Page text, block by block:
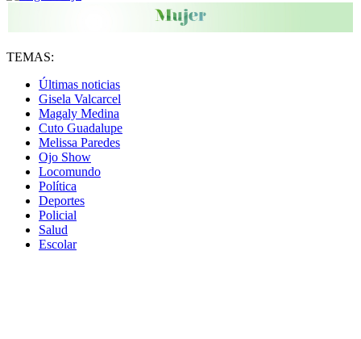
TEMAS:
Últimas noticias
Gisela Valcarcel
Magaly Medina
Cuto Guadalupe
Melissa Paredes
Ojo Show
Locomundo
Política
Deportes
Policial
Salud
Escolar